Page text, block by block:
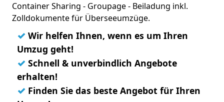
Container Sharing - Groupage - Beiladung inkl.
Zolldokumente für Überseeumzüge.
✓ Wir helfen Ihnen, wenn es um Ihren
Umzug geht!
✓ Schnell & unverbindlich Angebote
erhalten!
✓ Finden Sie das beste Angebot für Ihren